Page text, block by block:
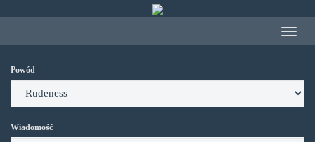
treści
Toggle
Powód
Wiadomość